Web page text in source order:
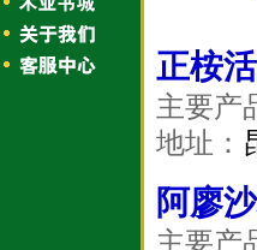
正桉
主要产
地址：
阿廖
主要产